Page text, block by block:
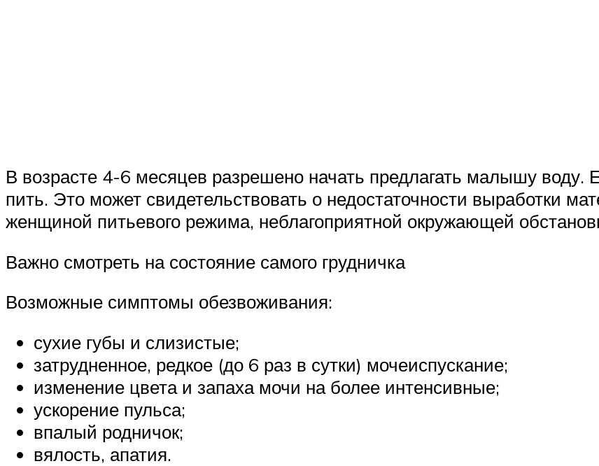
В возрасте 4-6 месяцев разрешено начать предлагать малышу воду.
пить. Это может свидетельствовать о недостаточности выработки
женщиной питьевого режима, неблагоприятной окружающей
Важно смотреть на состояние самого грудничка
Возможные симптомы обезвоживания:
сухие губы и слизистые;
затрудненное, редкое (до 6 раз в сутки) мочеиспускание;
изменение цвета и запаха мочи на более интенсивные;
ускорение пульса;
впалый родничок;
вялость, апатия.